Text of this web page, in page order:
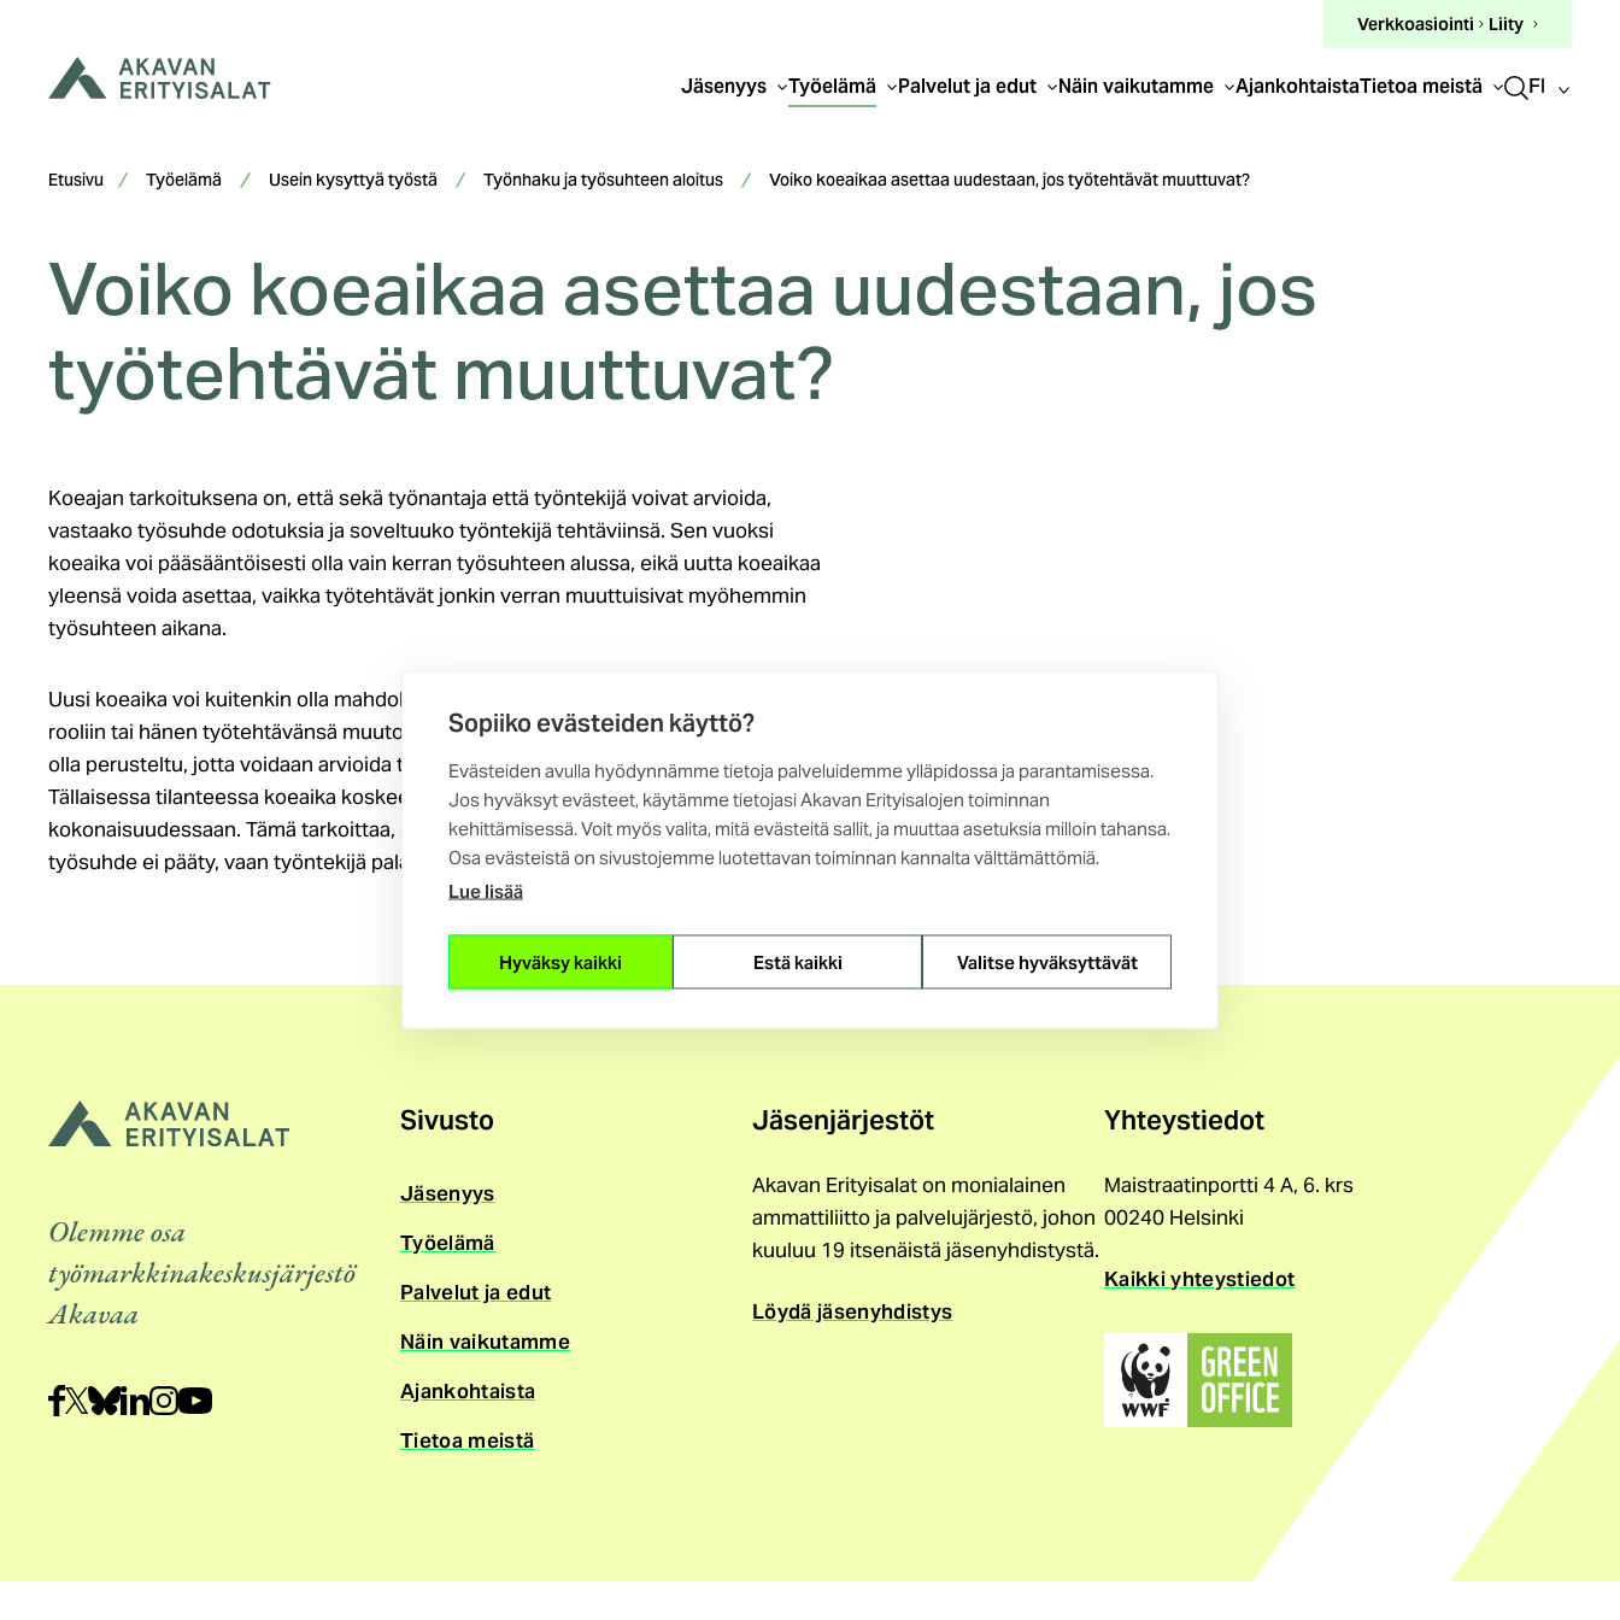
Sopiiko evästeiden käyttö?
Evästeiden avulla hyödynnämme tietoja palveluidemme ylläpidossa ja parantamisessa.
Jos hyväksyt evästeet, käytämme tietojasi Akavan Erityisalojen toiminnan
kehittämisessä. Voit myös valita, mitä evästeitä sallit, ja muuttaa asetuksia milloin tahansa.
Osa evästeistä on sivustojemme luotettavan toiminnan kannalta välttämättömiä.
Lue lisää
Hyväksy kaikki Estä kaikki Valitse hyväksyttävät
Verkkoasiointi (ulkoinen
linkki)
Liity
Jäsenyys Työelämä Palvelut ja edut Näin vaikutamme AjankohtaistaTietoa meistä FI
Etusivu Työelämä Usein kysyttyä työstä Työnhaku ja työsuhteen aloitus Voiko koeaikaa asettaa uudestaan, jos työtehtävät muuttuvat?
Voiko koeaikaa asettaa uudestaan, jos
työtehtävät muuttuvat?
Koeajan tarkoituksena on, että sekä työnantaja että työntekijä voivat arvioida,
vastaako työsuhde odotuksia ja soveltuuko työntekijä tehtäviinsä. Sen vuoksi
koeaika voi pääsääntöisesti olla vain kerran työsuhteen alussa, eikä uutta koeaikaa
yleensä voida asettaa, vaikka työtehtävät jonkin verran muuttuisivat myöhemmin
työsuhteen aikana.
Uusi koeaika voi kuitenkin olla mahdollinen, jos työntekijä siirtyy kokonaan uuteen
rooliin tai hänen työtehtävänsä muutoin muuttuvat olennaisesti. Tällöin koeaika voi
olla perusteltu, jotta voidaan arvioida työntekijän suoriutumista uusissa tehtävissä.
Tällaisessa tilanteessa koeaika koskee vain uusia työtehtäviä, ei työsuhdetta
kokonaisuudessaan. Tämä tarkoittaa, että mahdollisen koeaikapurun yhteydessä
työsuhde ei pääty, vaan työntekijä palaa lähtökohtaisesti aiempiin tehtäviinsä.
Olemme osa
työmarkkinakeskusjärjestö
Akavaa
Sivusto
Jäsenyys
Työelämä
Palvelut ja edut
Näin vaikutamme
Ajankohtaista
Tietoa meistä
Jäsenjärjestöt
Akavan Erityisalat on monialainen
ammattiliitto ja palvelujärjestö, johon
kuuluu 19 itsenäistä jäsenyhdistystä.
Löydä jäsenyhdistys
Yhteystiedot
Maistraatinportti 4 A, 6. krs
00240 Helsinki
Kaikki yhteystiedot